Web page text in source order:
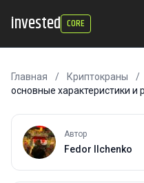
invested CORE
Главная / Криптокраны /
основные характеристики и
Автор
Fedor Ilchenko